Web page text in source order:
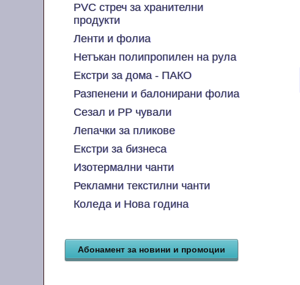
PVC стреч за хранителни
продукти
Ленти и фолиа
Нетъкан полипропилен на рула
Екстри за дома - ПАКО
Разпенени и балонирани фолиа
Сезал и PP чували
Лепачки за пликове
Екстри за бизнеса
Изотермални чанти
Рекламни текстилни чанти
Коледа и Нова година